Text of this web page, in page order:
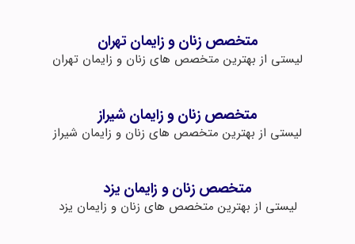
متخصص زنان و زایمان تهران
لیستی از بهترین متخصص های زنان و زایمان تهران
متخصص زنان و زایمان شیراز
لیستی از بهترین متخصص های زنان و زایمان شیراز
متخصص زنان و زایمان یزد
لیستی از بهترین متخصص های زنان و زایمان یزد